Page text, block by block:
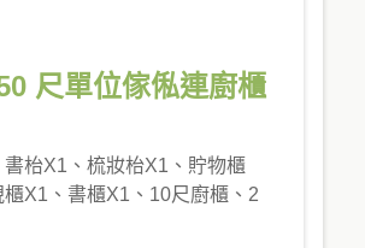
尺單位傢俬連廚櫃
枱X1、梳妝枱X1、貯物櫃
櫃X1、書櫃X1、10尺廚櫃、2